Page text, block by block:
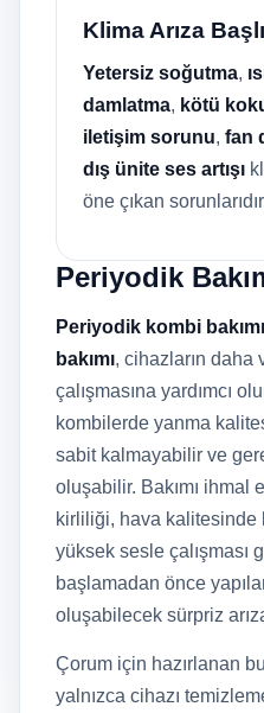
Klima Arıza
Yetersiz soğutma,
damlatma, kötü
iletişim sorunu, fan
dış ünite ses artışı
öne çıkan
Periyodik
Periyodik kombi bakımı
bakımı, cihazların daha
çalışmasına yardımcı
kombilerde yanma
sabit kalmayabilir ve
oluşabilir. Bakımı ihmal
kirliliği, hava kalitesinde
yüksek sesle çalışması
başlamadan önce
oluşabilecek sürpriz
Çorum için hazırlanan
yalnızca cihazı